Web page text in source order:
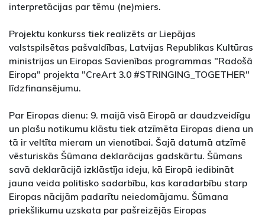
interpretācijas par tēmu (ne)miers.
Projektu konkurss tiek realizēts ar Liepājas
valstspilsētas pašvaldības, Latvijas Republikas Kultūras
ministrijas un Eiropas Savienības programmas "Radošā
Eiropa" projekta "CreArt 3.0 #STRINGING_TOGETHER"
līdzfinansējumu.
Par Eiropas dienu: 9. maijā visā Eiropā ar daudzveidīgu
un plašu notikumu klāstu tiek atzīmēta Eiropas diena un
tā ir veltīta mieram un vienotībai. Šajā datumā atzīmē
vēsturiskās Šūmana deklarācijas gadskārtu. Šūmans
savā deklarācijā izklāstīja ideju, kā Eiropā iedibināt
jauna veida politisko sadarbību, kas karadarbību starp
Eiropas nācijām padarītu neiedomājamu. Šūmana
priekšlikumu uzskata par pašreizējās Eiropas